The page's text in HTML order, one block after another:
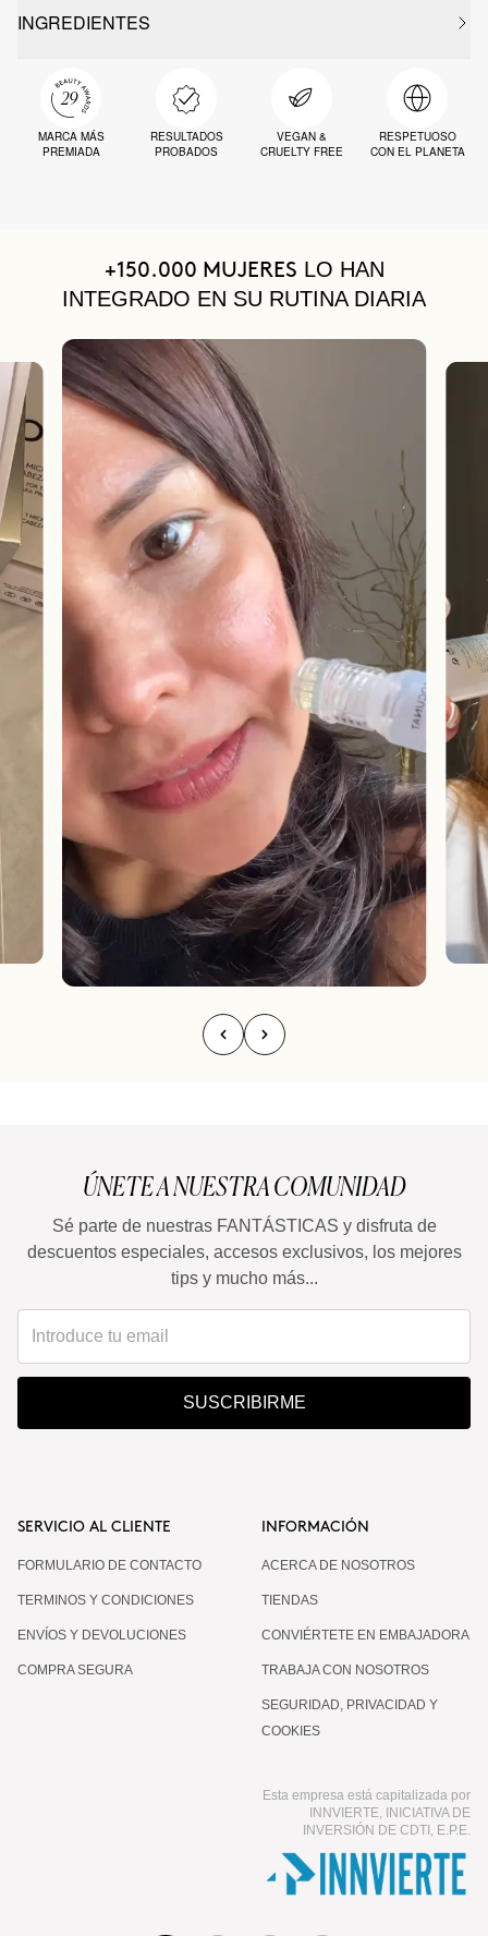
INGREDIENTES
MARCA MÁS
PREMIADA
RESULTADOS
PROBADOS
VEGAN &
CRUELTY FREE
RESPETUOSO
CON EL PLANETA
+150.000 MUJERES LO HAN
INTEGRADO EN SU RUTINA DIARIA
ÚNETE A NUESTRA COMUNIDAD
Sé parte de nuestras FANTÁSTICAS y disfruta de
descuentos especiales, accesos exclusivos, los mejores
tips y mucho más...
SUSCRIBIRME
SERVICIO AL CLIENTE
FORMULARIO DE CONTACTO
TERMINOS Y CONDICIONES
ENVÍOS Y DEVOLUCIONES
COMPRA SEGURA
INFORMACIÓN
ACERCA DE NOSOTROS
TIENDAS
CONVIÉRTETE EN EMBAJADORA
TRABAJA CON NOSOTROS
SEGURIDAD, PRIVACIDAD Y
COOKIES
Esta empresa está capitalizada por
INNVIERTE, INICIATIVA DE
INVERSIÓN DE CDTI, E.P.E.